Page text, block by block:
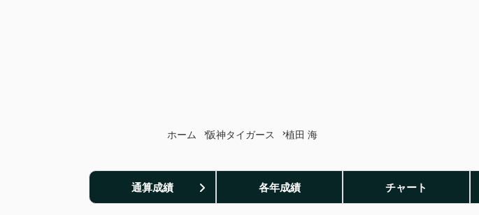
ホーム 阪神タイガース 植田 海
通算成績 各年成績 チャート